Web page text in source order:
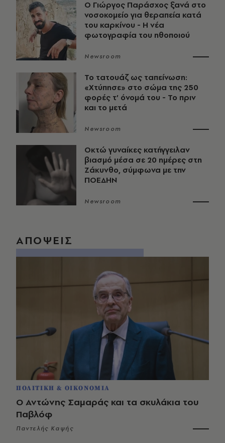
O Γιώργος Παράσχος ξανά στο
νοσοκομείο για θεραπεία κατά
του καρκίνου - Η νέα
φωτογραφία του ηθοποιού
Newsroom
Το τατουάζ ως ταπείνωση:
«Χτύπησε» στο σώμα της 250
φορές τ’ όνομά του - Το πριν
και το μετά
Newsroom
Οκτώ γυναίκες κατήγγειλαν
βιασμό μέσα σε 20 ημέρες στη
Ζάκυνθο, σύμφωνα με την
ΠΟΕΔΗΝ
Newsroom
ΑΠΟΨΕΙΣ
ΠΟΛΙΤΙΚΗ & ΟΙΚΟΝΟΜΙΑ
Ο Αντώνης Σαμαράς και τα σκυλάκια του
Παβλόφ
Παντελής Καψής